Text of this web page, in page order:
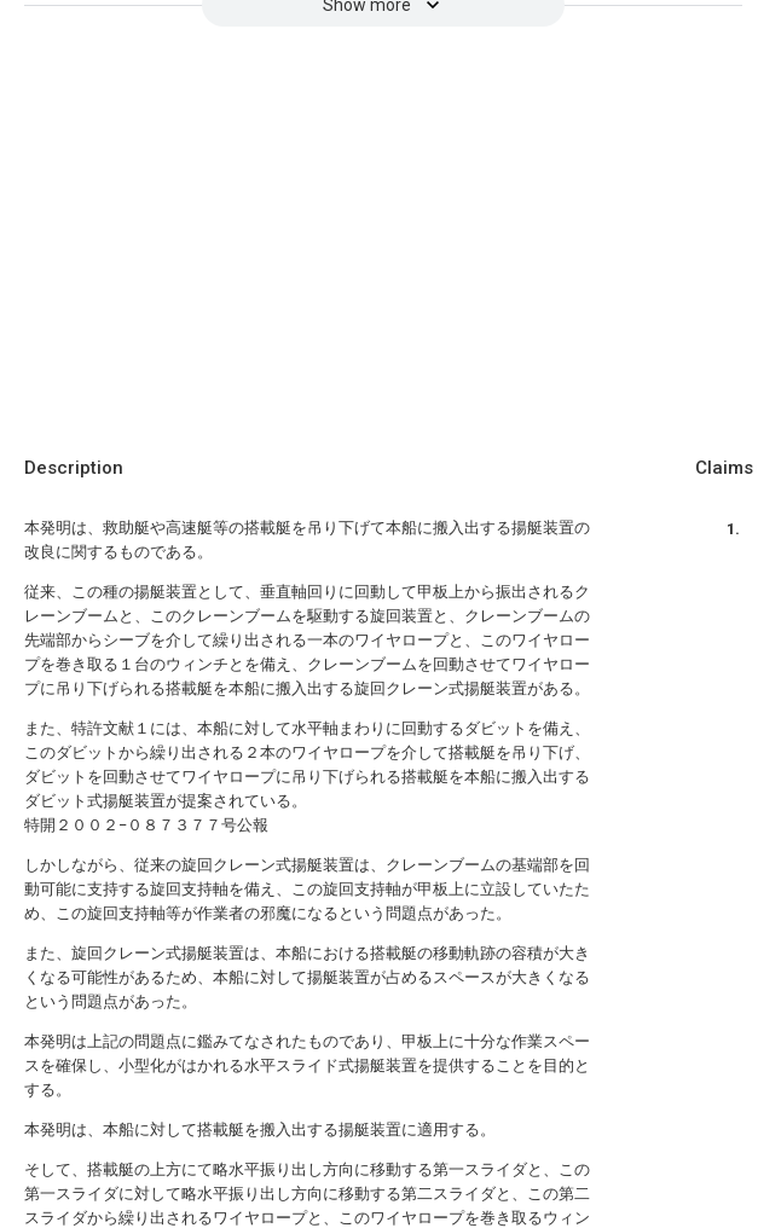
Show more
Description
本発明は、救助艇や高速艇等の搭載艇を吊り下げて本船に搬入出する揚艇装置の
改良に関するものである。
従来、この種の揚艇装置として、垂直軸回りに回動して甲板上から振出されるク
レーンブームと、このクレーンブームを駆動する旋回装置と、クレーンブームの
先端部からシーブを介して繰り出される一本のワイヤロープと、このワイヤロー
プを巻き取る１台のウィンチとを備え、クレーンブームを回動させてワイヤロー
プに吊り下げられる搭載艇を本船に搬入出する旋回クレーン式揚艇装置がある。
また、特許文献１には、本船に対して水平軸まわりに回動するダビットを備え、
このダビットから繰り出される２本のワイヤロープを介して搭載艇を吊り下げ、
ダビットを回動させてワイヤロープに吊り下げられる搭載艇を本船に搬入出する
ダビット式揚艇装置が提案されている。
特開２００２−０８７３７７号公報
しかしながら、従来の旋回クレーン式揚艇装置は、クレーンブームの基端部を回
動可能に支持する旋回支持軸を備え、この旋回支持軸が甲板上に立設していたた
め、この旋回支持軸等が作業者の邪魔になるという問題点があった。
また、旋回クレーン式揚艇装置は、本船における搭載艇の移動軌跡の容積が大き
くなる可能性があるため、本船に対して揚艇装置が占めるスペースが大きくなる
という問題点があった。
本発明は上記の問題点に鑑みてなされたものであり、甲板上に十分な作業スペー
スを確保し、小型化がはかれる水平スライド式揚艇装置を提供することを目的と
する。
本発明は、本船に対して搭載艇を搬入出する揚艇装置に適用する。
そして、搭載艇の上方にて略水平振り出し方向に移動する第一スライダと、この
第一スライダに対して略水平振り出し方向に移動する第二スライダと、この第二
スライダから繰り出されるワイヤロープと、このワイヤロープを巻き取るウィン
Claims